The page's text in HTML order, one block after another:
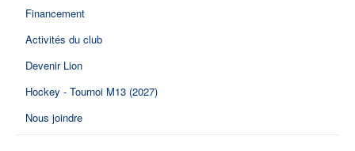
Financement
Activités du club
Devenir Lion
Hockey - Tournoi M13 (2027)
Nous joindre